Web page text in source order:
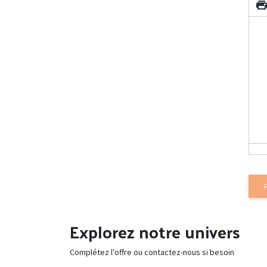
Explorez notre univers
Complétez l'offre ou contactez-nous si besoin